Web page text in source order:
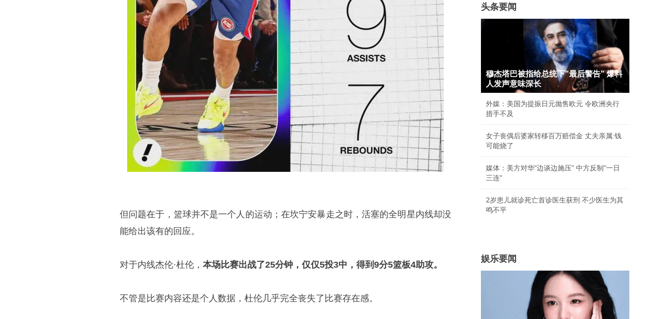
但问题在于，篮球并不是一个人的运动；在坎宁安暴走之时，活塞的全明星内线却没
能给出该有的回应。
对于内线杰伦·杜伦， 本场比赛出战了25分钟，仅仅5投3中，得到9分5篮板4助攻。
不管是比赛内容还是个人数据，杜伦几乎完全丧失了比赛存在感。
头条要闻
穆杰塔巴被指给总统下"最后警告" 爆料
人发声意味深长
外媒：美国为提振日元抛售欧元 令欧洲央行
措手不及
女子丧偶后婆家转移百万赔偿金 丈夫亲属:钱
可能烧了
媒体：美方对华"边谈边施压" 中方反制"一日
三连"
2岁患儿就诊死亡首诊医生获刑 不少医生为其
鸣不平
娱乐要闻